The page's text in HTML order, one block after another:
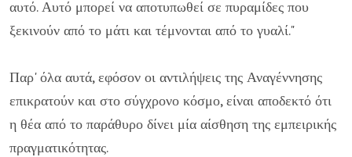
αυτό. Αυτό μπορεί να αποτυπωθεί σε πυραμίδες που
ξεκινούν από το μάτι και τέμνονται από το γυαλί."
Παρ' όλα αυτά, εφόσον οι αντιλήψεις της Αναγέννησης
επικρατούν και στο σύγχρονο κόσμο, είναι αποδεκτό ότι
η θέα από το παράθυρο δίνει μία αίσθηση της εμπειρικής
πραγματικότητας.